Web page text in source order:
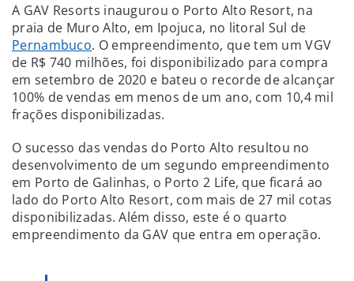
A GAV Resorts inaugurou o Porto Alto Resort, na
praia de Muro Alto, em Ipojuca, no litoral Sul de
Pernambuco. O empreendimento, que tem um VGV
de R$ 740 milhões, foi disponibilizado para compra
em setembro de 2020 e bateu o recorde de alcançar
100% de vendas em menos de um ano, com 10,4 mil
frações disponibilizadas.
O sucesso das vendas do Porto Alto resultou no
desenvolvimento de um segundo empreendimento
em Porto de Galinhas, o Porto 2 Life, que ficará ao
lado do Porto Alto Resort, com mais de 27 mil cotas
disponibilizadas. Além disso, este é o quarto
empreendimento da GAV que entra em operação.